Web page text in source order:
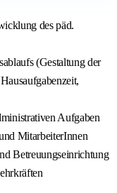
des päd.
(Gestaltung der
Aufgaben
MitarbeiterInnen
Betreuungseinrichtung